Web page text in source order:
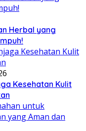
Herbal yang
Kesehatan Kulit